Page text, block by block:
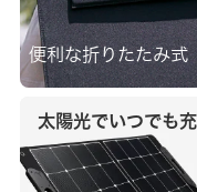
便利な折りたたみ式
太陽光でいつでも